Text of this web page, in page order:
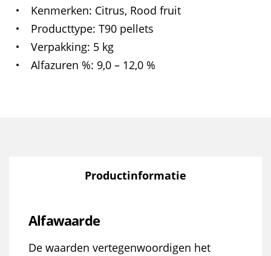
Kenmerken Citrus, Rood fruit
Producttype T90 pellets
Verpakking 5 kg
Alfazuren % 9,0 – 12,0 %
Productinformatie
Alfawaarde
De waarden vertegenwoordigen het